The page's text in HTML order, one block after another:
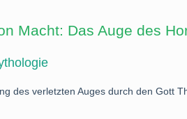
Macht: Das Auge des
des verletzten Auges durch den Gott